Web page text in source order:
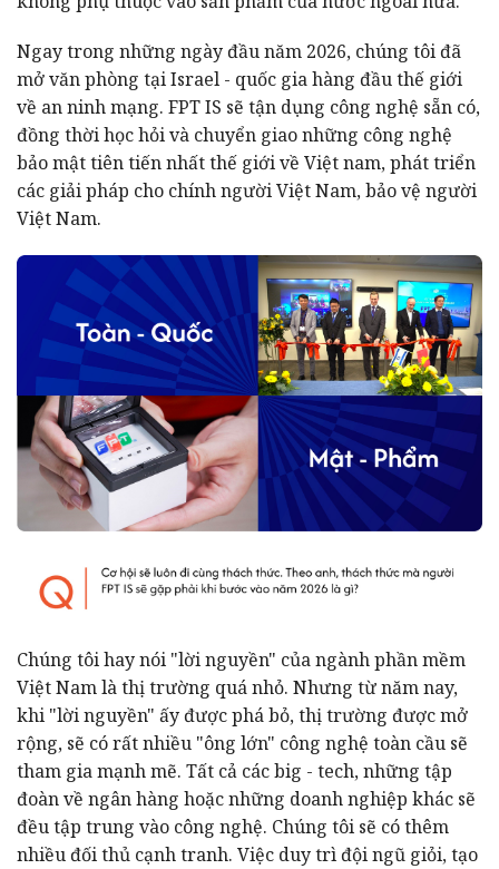
Ngay trong những ngày đầu năm 2026, chúng tôi đã
mở văn phòng tại Israel - quốc gia hàng đầu thế giới
về an ninh mạng. FPT IS sẽ tận dụng công nghệ sẵn có,
đồng thời học hỏi và chuyển giao những công nghệ
bảo mật tiên tiến nhất thế giới về Việt nam, phát triển
các giải pháp cho chính người Việt Nam, bảo vệ người
Việt Nam.
Chúng tôi hay nói "lời nguyền" của ngành phần mềm
Việt Nam là thị trường quá nhỏ. Nhưng từ năm nay,
khi "lời nguyền" ấy được phá bỏ, thị trường được mở
rộng, sẽ có rất nhiều "ông lớn" công nghệ toàn cầu sẽ
tham gia mạnh mẽ. Tất cả các big - tech, những tập
đoàn về ngân hàng hoặc những doanh nghiệp khác sẽ
đều tập trung vào công nghệ. Chúng tôi sẽ có thêm
nhiều đối thủ cạnh tranh. Việc duy trì đội ngũ giỏi, tạo